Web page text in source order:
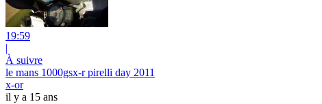
19:59
|
À suivre
le mans 1000gsx-r pirelli day 2011
x-or
il y a 15 ans